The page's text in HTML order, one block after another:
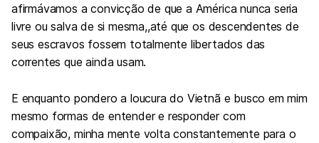
afirmávamos a convicção de que a América nunca seria
livre ou salva de si mesma,,até que os descendentes de
seus escravos fossem totalmente libertados das
correntes que ainda usam.
E enquanto pondero a loucura do Vietnã e busco em mim
mesmo formas de entender e responder com
compaixão, minha mente volta constantemente para o